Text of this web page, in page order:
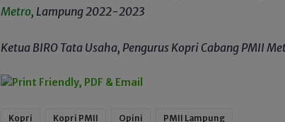
Metro, Lampung 2022-2023
Ketua BIRO Tata Usaha, Pengurus Kopri Cabang PMII
Kopri Kopri PMII Opini PMII Lampung